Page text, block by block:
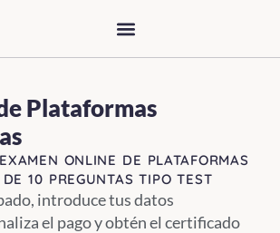
Plataformas
ONLINE DE PLATAFORMAS
10 PREGUNTAS TIPO TEST
introduce tus datos
el pago y obtén el certificado